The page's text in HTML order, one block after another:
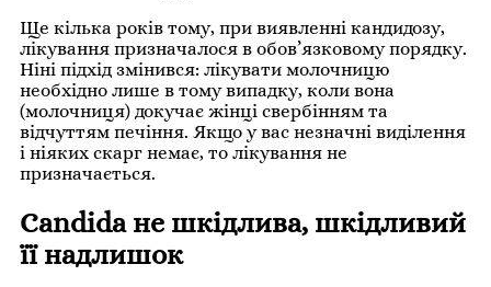
Ще кілька років тому, при виявленні кандидозу,
лікування призначалося в обов’язковому порядку.
Ніні підхід змінився: лікувати молочницю
необхідно лише в тому випадку, коли вона
(молочниця) докучає жінці свербінням та
відчуттям печіння. Якщо у вас незначні виділення
і ніяких скарг немає, то лікування не
призначається.
Candida не шкідлива, шкідливий
її надлишок